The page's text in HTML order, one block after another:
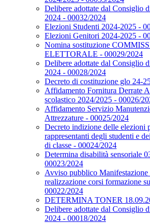
Delibere adottate dal Consiglio
2024 - 00032/2024
Elezioni Studenti 2024-2025 -
Elezioni Genitori 2024-2025 -
Nomina sostituzione
ELETTORALE - 00029/2024
Delibere adottate dal Consiglio
2024 - 00028/2024
Decreto di costituzione glo 24-
Affidamento Fornitura Derrate
scolastico 2024/2025 - 00026/
Affidamento Servizio
Attrezzature - 00025/2024
Decreto indizione delle elezioni
rappresentanti degli studenti e
di classe - 00024/2024
Determina disabilità sensoriale
00023/2024
Avviso pubblico Manifestazione
realizzazione corsi formazione
00022/2024
DETERMINA TONER
Delibere adottate dal Consiglio
2024 - 00018/2024